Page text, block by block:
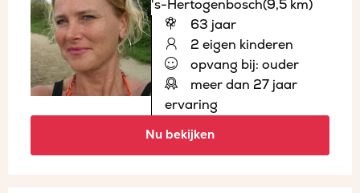
's-Hertogenbosch(9,5 km)
63 jaar
2 eigen kinderen
opvang bij: ouder
meer dan 27 jaar
ervaring
Nu bekijken